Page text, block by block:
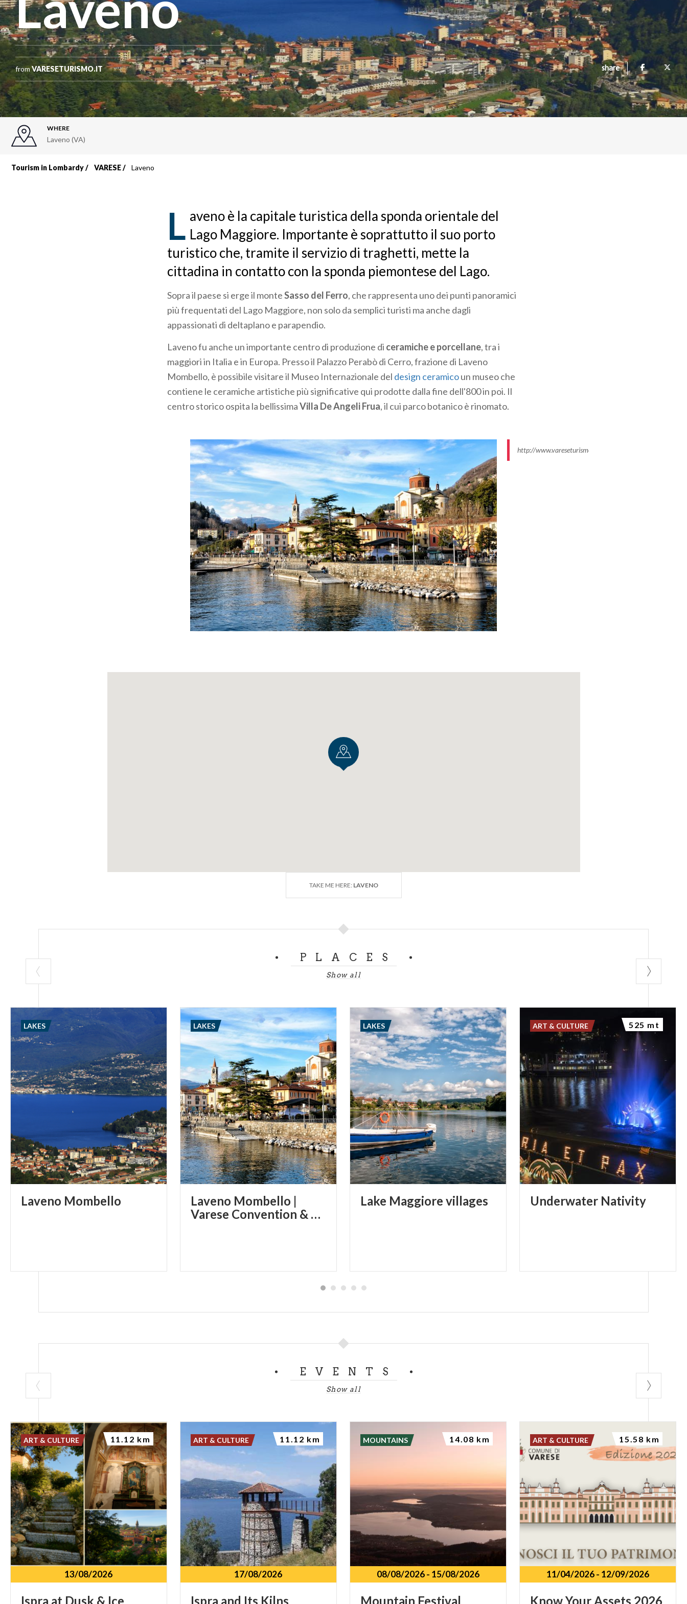
fromVARESETURISMO.IT share
WHERE
Laveno (VA)
Tourism in Lombardy VARESE Laveno
L aveno è la capitale turistica della sponda orientale del
Lago Maggiore. Importante è soprattutto il suo porto
turistico che, tramite il servizio di traghetti, mette la
cittadina in contatto con la sponda piemontese del Lago.
Sopra il paese si erge il monteSasso del Ferro, che rappresenta uno dei punti panoramici
più frequentati del Lago Maggiore, non solo da semplici turisti ma anche dagli
appassionati di deltaplano e parapendio.
Laveno fu anche un importante centro di produzione di ceramiche e porcellane, tra i
maggiori in Italia e in Europa. Presso il Palazzo Perabò di Cerro, frazione di Laveno
Mombello, è possibile visitare il Museo Internazionale del design ceramicoun museo che
contiene le ceramiche artistiche più significative qui prodotte dalla fine dell'800 in poi. Il
centro storico ospita la bellissimaVilla De Angeli Frua, il cui parco botanico è rinomato.
http://www.vareseturismo.it/sites/default/files/styles/
TAKE ME HERE: LAVENO
PLACES
Show all
Laveno Mombello
LAKES
Laveno Mombello |
Varese Convention & Visitors Bureau
LAKES
Lake Maggiore villages
LAKES
Underwater Nativity
ART & CULTURE 525 mt
EVENTS
Show all
13/08/2026
Ispra at Dusk & Ice
ART & CULTURE 11.12 km
17/08/2026
Ispra and Its Kilns
ART & CULTURE 11.12 km
08/08/2026- 15/08/2026
Mountain Festival
MOUNTAINS 14.08 km
11/04/2026- 12/09/2026
KnowYour Assets 2026
ART & CULTURE 15.58 km